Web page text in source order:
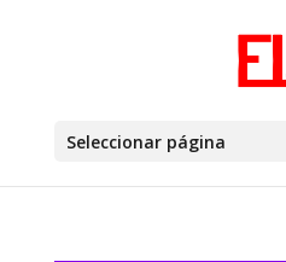
Seleccionar página